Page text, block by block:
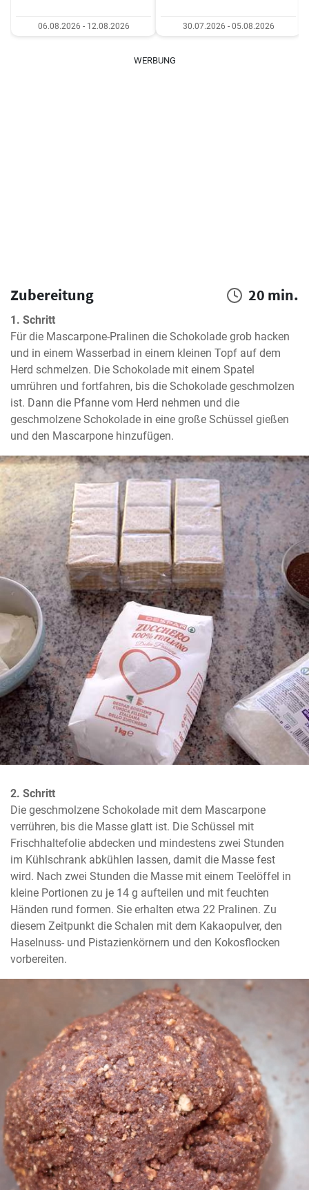
06.08.2026 - 12.08.2026 30.07.2026 - 05.08.2026
WERBUNG
Zubereitung 20 min.
1. Schritt
Für die Mascarpone-Pralinen die Schokolade grob hacken
und in einem Wasserbad in einem kleinen Topf auf dem
Herd schmelzen. Die Schokolade mit einem Spatel
umrühren und fortfahren, bis die Schokolade geschmolzen
ist. Dann die Pfanne vom Herd nehmen und die
geschmolzene Schokolade in eine große Schüssel gießen
und den Mascarpone hinzufügen.
2. Schritt
Die geschmolzene Schokolade mit dem Mascarpone
verrühren, bis die Masse glatt ist. Die Schüssel mit
Frischhaltefolie abdecken und mindestens zwei Stunden
im Kühlschrank abkühlen lassen, damit die Masse fest
wird. Nach zwei Stunden die Masse mit einem Teelöffel in
kleine Portionen zu je 14 g aufteilen und mit feuchten
Händen rund formen. Sie erhalten etwa 22 Pralinen. Zu
diesem Zeitpunkt die Schalen mit dem Kakaopulver, den
Haselnuss- und Pistazienkörnern und den Kokosflocken
vorbereiten.